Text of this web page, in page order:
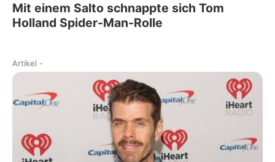
Mit einem Salto schnappte sich Tom
Holland Spider-Man-Rolle
Artikel -